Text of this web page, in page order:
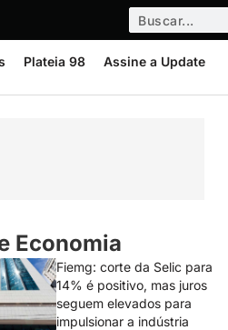
Plateia 98 Assine a Update
Economia
Fiemg: corte da Selic para
14% é positivo, mas juros
seguem elevados para
impulsionar a indústria